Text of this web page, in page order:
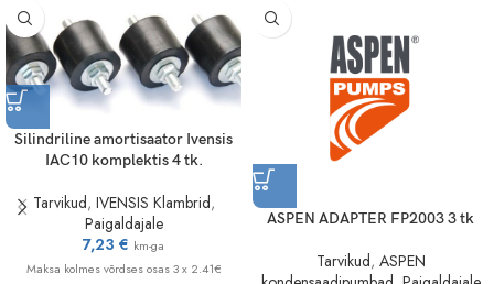
Silindriline amortisaator Ivensis
IAC10 komplektis 4 tk.
Tarvikud, IVENSIS Klambrid,
Paigaldajale
7,23 € km-ga
Maksa kolmes võrdses osas 3 x 2.41€
ASPEN ADAPTER FP2003 3 tk
Tarvikud, ASPEN